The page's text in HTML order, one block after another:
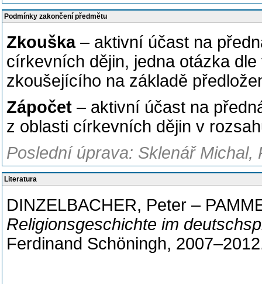
Podmínky zakončení předmětu
Zkouška– aktivní účast na
církevních dějin, jedna otázka
zkoušejícího na základě
Zápočet – aktivní účast na
z oblasti církevních dějin v
Poslední úprava: Sklenář
Literatura
DINZELBACHER, Peter –
Religionsgeschichte im
Ferdinand Schöningh,